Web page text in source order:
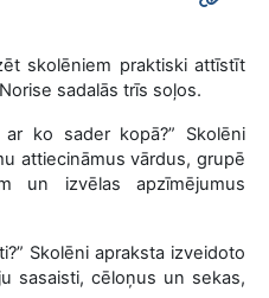
skolēniem praktiski attīstīt
sadalās trīs soļos.
ar ko sader kopā?” Skolēni
attiecināmus vārdus, grupē
un izvēlas apzīmējumus
Skolēni apraksta izveidoto
sasaisti, cēloņus un sekas,